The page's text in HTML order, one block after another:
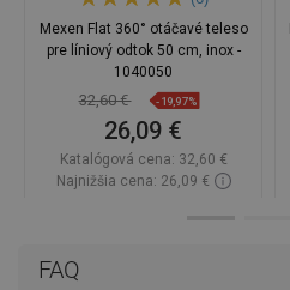
FAQ
Mexen Flat 360° otáčavé teleso
pre líniový odtok 50 cm, inox -
1040050
32,60 € -19,97%
26,09 €
Katalógová cena: 32,60 €
Najnižšia cena: 26,09 €